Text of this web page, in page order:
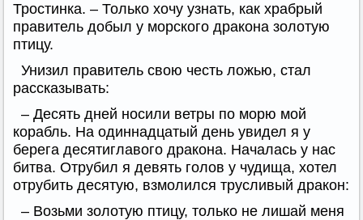
Тростинка. – Только хочу узнать, как храбрый
правитель добыл у морского дракона золотую
птицу.
Унизил правитель свою честь ложью, стал
рассказывать:
– Десять дней носили ветры по морю мой
корабль. На одиннадцатый день увидел я у
берега десятиглавого дракона. Началась у нас
битва. Отрубил я девять голов у чудища, хотел
отрубить десятую, взмолился трусливый дракон:
– Возьми золотую птицу, только не лишай меня